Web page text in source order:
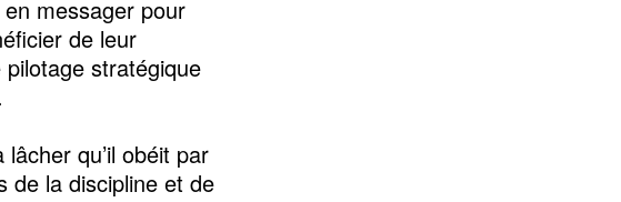
messager pour
de leur
stratégique
qu’il obéit par
de la discipline et de